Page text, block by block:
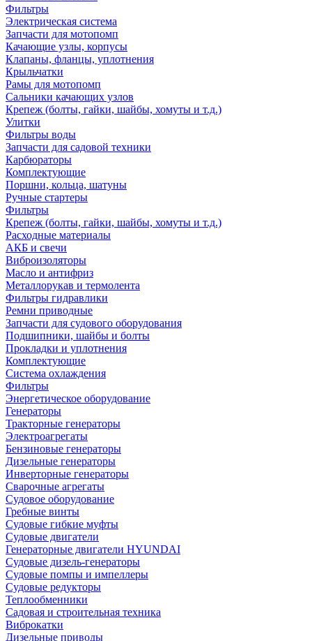
Фильтры
Электрическая система
Запчасти для мотопомп
Качающие узлы, корпусы
Клапаны, фланцы, уплотнения
Крыльчатки
Рамы для мотопомп
Сальники качающих узлов
Крепеж (болты, гайки, шайбы, хомуты и т.д.)
Улитки
Фильтры воды
Запчасти для садовой техники
Карбюраторы
Комплектующие
Поршни, кольца, шатуны
Ручные стартеры
Фильтры
Крепеж (болты, гайки, шайбы, хомуты и т.д.)
Расходные материалы
АКБ и свечи
Виброизоляторы
Масло и антифриз
Металлорукав и термолента
Фильтры гидравлики
Ремни приводные
Запчасти для судового оборудования
Подшипники, шайбы и болты
Прокладки и уплотнения
Комплектующие
Система охлаждения
Фильтры
Энергетическое оборудование
Генераторы
Тракторные генераторы
Электроагрегаты
Бензиновые генераторы
Дизельные генераторы
Инверторные генераторы
Сварочные агрегаты
Судовое оборудование
Гребные винты
Судовые гибкие муфты
Судовые двигатели
Генераторные двигатели HYUNDAI
Судовые дизель-генераторы
Судовые помпы и импеллеры
Судовые редукторы
Теплообменники
Садовая и строительная техника
Виброкатки
Дизельные приводы